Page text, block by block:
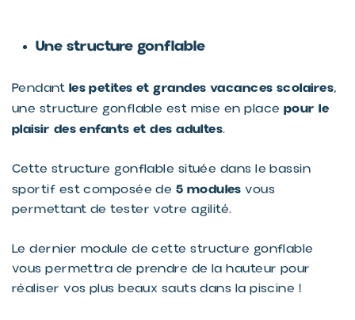
Une structure gonflable
Pendant les petites et grandes vacances scolaires,
une structure gonflable est mise en place pour le
plaisir des enfants et des adultes.
Cette structure gonflable située dans le bassin
sportif est composée de 5 modules vous
permettant de tester votre agilité.
Le dernier module de cette structure gonflable
vous permettra de prendre de la hauteur pour
réaliser vos plus beaux sauts dans la piscine !